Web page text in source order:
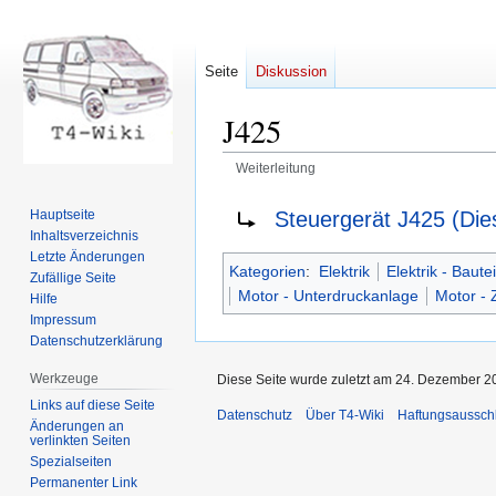
J425
Weiterleitung
Navigation
springen
Suche
springen
Steuergerät J425
Kategorien: Elektrik Elektrik -
Motor - Unterdruckanlage
Motor -
Seite Diskussion
Hauptseite
Inhaltsverzeichnis
Letzte Änderungen
Zufällige Seite
Hilfe
Impressum
Datenschutzerklärung
Werkzeuge
Links auf diese Seite
Änderungen an
verlinkten Seiten
Spezialseiten
Permanenter Link
Diese Seite wurde zuletzt am 24. Dezember
Datenschutz Über T4-Wiki